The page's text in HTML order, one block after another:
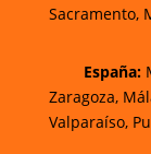
Sacramento,
España:
Zaragoza,
Valparaíso,